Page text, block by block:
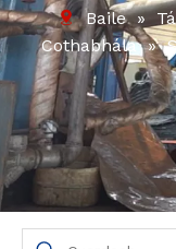
Baile »
Cothabhála »